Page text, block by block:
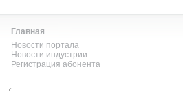
Главная
Новости портала
Новости индустрии
Регистрация абонента